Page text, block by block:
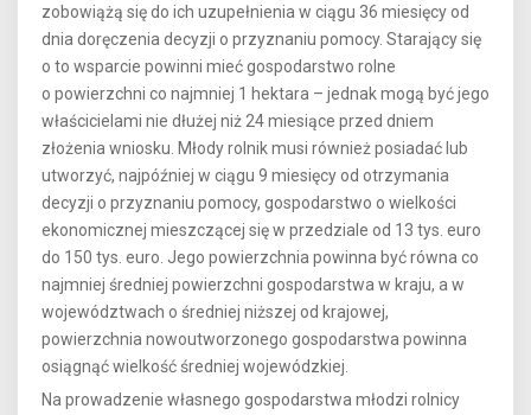
zobowiążą się do ich uzupełnienia w ciągu 36 miesięcy od
dnia doręczenia decyzji o przyznaniu pomocy. Starający się
o to wsparcie powinni mieć gospodarstwo rolne
o powierzchni co najmniej 1 hektara – jednak mogą być jego
właścicielami nie dłużej niż 24 miesiące przed dniem
złożenia wniosku. Młody rolnik musi również posiadać lub
utworzyć, najpóźniej w ciągu 9 miesięcy od otrzymania
decyzji o przyznaniu pomocy, gospodarstwo o wielkości
ekonomicznej mieszczącej się w przedziale od 13 tys. euro
do 150 tys. euro. Jego powierzchnia powinna być równa co
najmniej średniej powierzchni gospodarstwa w kraju, a w
województwach o średniej niższej od krajowej,
powierzchnia nowoutworzonego gospodarstwa powinna
osiągnąć wielkość średniej wojewódzkiej.
Na prowadzenie własnego gospodarstwa młodzi rolnicy